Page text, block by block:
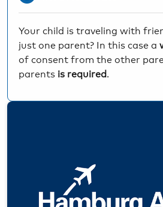
Your child is traveling with
just one parent? In this case a
of consent from the other
parents is required.